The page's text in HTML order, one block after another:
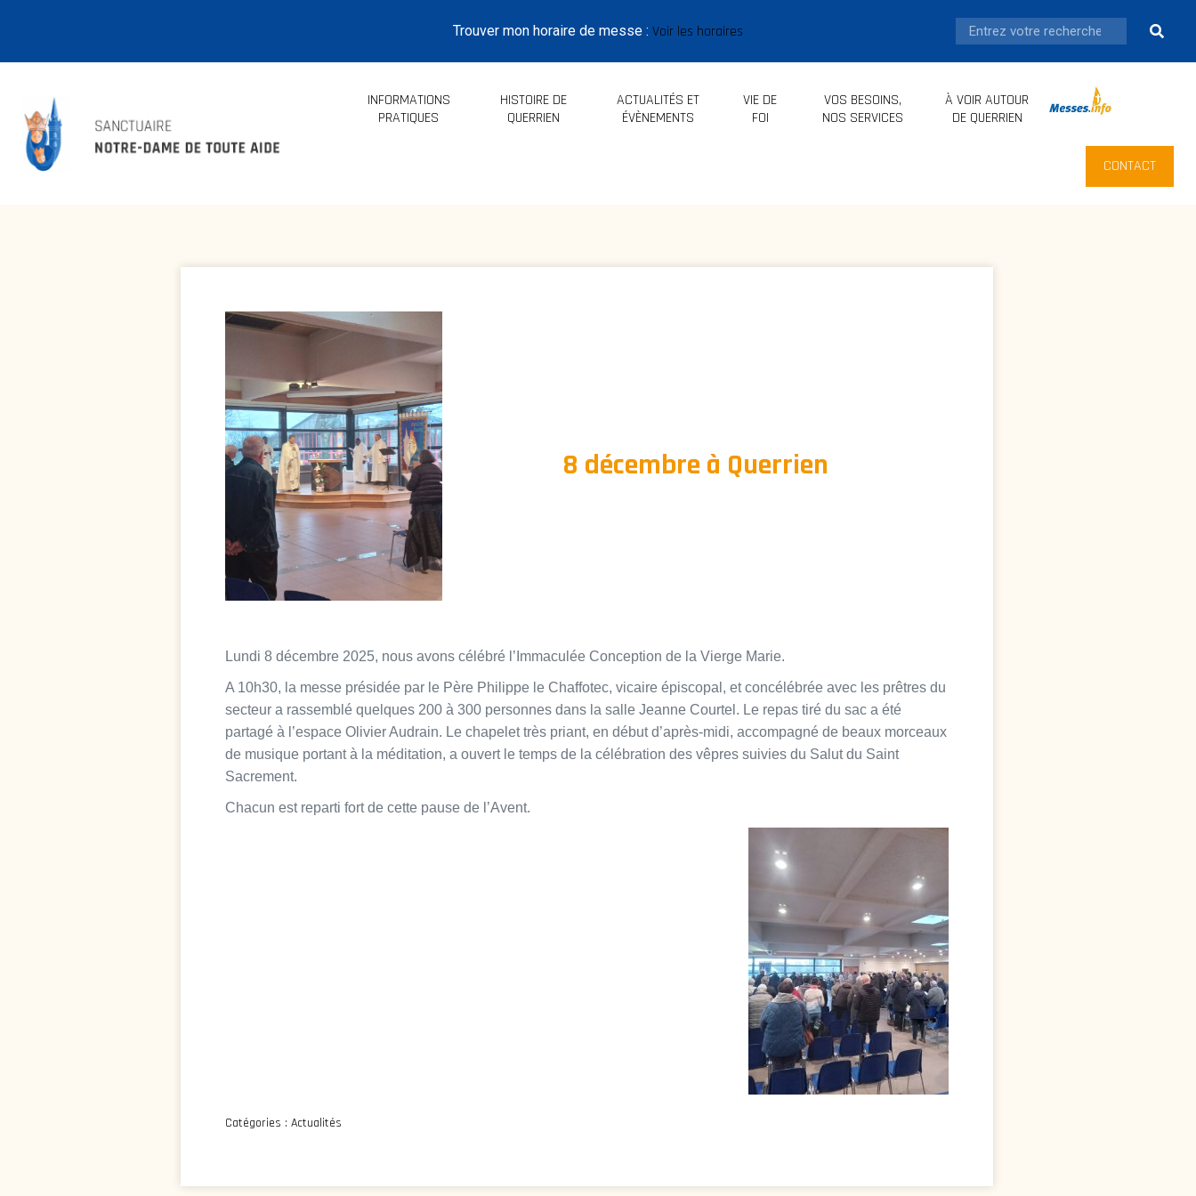
Trouver mon horaire de messe : Voir les horaires
INFORMATIONS
PRATIQUES
HISTOIRE DE
QUERRIEN
ACTUALITÉS ET
ÉVÈNEMENTS
VIE DE
FOI
VOS BESOINS,
NOS SERVICES
À VOIR AUTOUR
DE QUERRIEN
CONTACT
8 décembre à Querrien
Lundi 8 décembre 2025, nous avons célébré l’Immaculée Conception de la Vierge Marie.
A 10h30, la messe présidée par le Père Philippe le Chaffotec, vicaire épiscopal, et concélébrée avec les prêtres du
secteur a rassemblé quelques 200 à 300 personnes dans la salle Jeanne Courtel. Le repas tiré du sac a été
partagé à l’espace Olivier Audrain. Le chapelet très priant, en début d’après-midi, accompagné de beaux morceaux
de musique portant à la méditation, a ouvert le temps de la célébration des vêpres suivies du Salut du Saint
Sacrement.
Chacun est reparti fort de cette pause de l’Avent.
Catégories : Actualités